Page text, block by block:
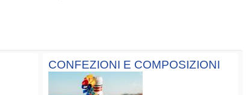
CONFEZIONI E COMPOSIZIONI